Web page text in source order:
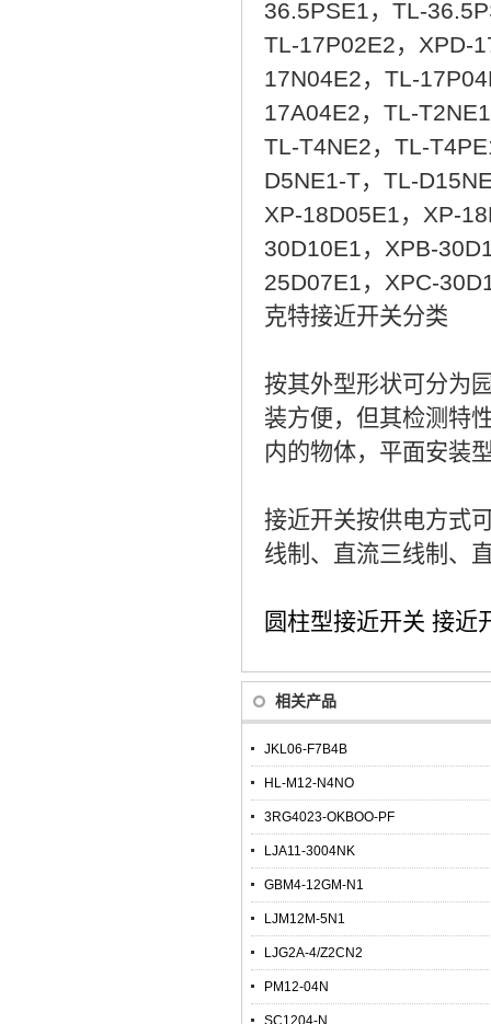
36.5PSE1，TL-
TL-17P02E2，XPD-
17N04E2，TL-
17A04E2，TL-
TL-T4NE2，TL-
D5NE1-T，TL-
XP-18D05E1，XP-
30D10E1，XPB-
25D07E1，XPC-
克特接近开关分类
按其外型形状可分为
装方便，但其检测特
内的物体，平面安装
接近开关按供电方式
线制、直流三线制、
圆柱型接近开关 接近
相关产品
JKL06-F7B4B
HL-M12-N4NO
3RG4023-OKBOO-PF
LJA11-3004NK
GBM4-12GM-N1
LJM12M-5N1
LJG2A-4/Z2CN2
PM12-04N
SC1204-N